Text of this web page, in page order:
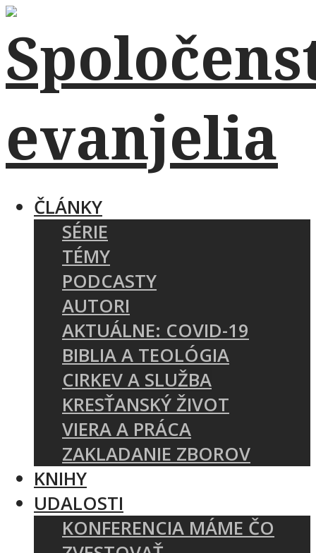
ČLÁNKY
SÉRIE
TÉMY
PODCASTY
AUTORI
AKTUÁLNE: COVID-19
BIBLIA A TEOLÓGIA
CIRKEV A SLUŽBA
KRESŤANSKÝ ŽIVOT
VIERA A PRÁCA
ZAKLADANIE ZBOROV
KNIHY
UDALOSTI
KONFERENCIA MÁME ČO